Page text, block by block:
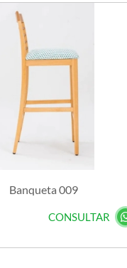
Banqueta 009
CONSULTAR